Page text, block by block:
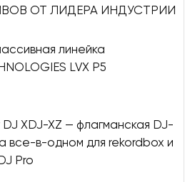
ОТ ЛИДЕРА ИНДУСТРИИ
линейка
LVX P5
XDJ-XZ — флагманская DJ-
все-в-одном для rekordbox и
Pro